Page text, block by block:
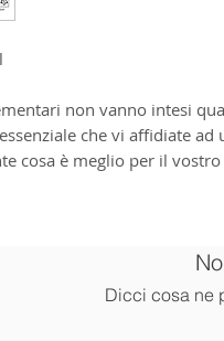
non vanno intesi
che vi affidiate ad
cosa è meglio per il vostro
Dicci cosa ne